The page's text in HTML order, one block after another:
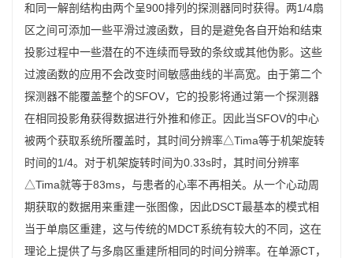
和同一解剖结构由两个呈900排列的探测器同时获得。两1/4扇
区之间可添加一些平滑过渡函数，目的是避免各自开始和结束
投影过程中一些潜在的不连续而导致的条纹或其他伪影。这些
过渡函数的应用不会改变时间敏感曲线的半高宽。由于第二个
探测器不能覆盖整个的SFOV，它的投影将通过第一个探测器
在相同投影角获得数据进行外推和修正。因此当SFOV的中心
被两个获取系统所覆盖时，其时间分辨率△Tima等于机架旋转
时间的1/4。对于机架旋转时间为0.33s时，其时间分辨率
△Tima就等于83ms，与患者的心率不再相关。从一个心动周
期获取的数据用来重建一张图像，因此DSCT最基本的模式相
当于单扇区重建，这与传统的MDCT系统有较大的不同，这在
理论上提供了与多扇区重建所相同的时间分辨率。在单源CT，